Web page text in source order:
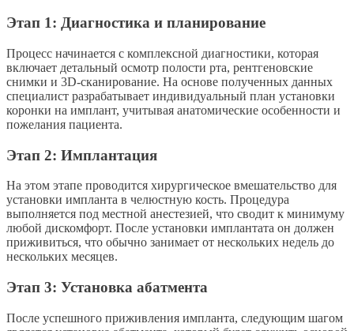
Этап 1: Диагностика и планирование
Процесс начинается с комплексной диагностики, которая
включает детальный осмотр полости рта, рентгеновские
снимки и 3D-сканирование. На основе полученных данных
специалист разрабатывает индивидуальный план установки
коронки на имплант, учитывая анатомические особенности и
пожелания пациента.
Этап 2: Имплантация
На этом этапе проводится хирургическое вмешательство для
установки импланта в челюстную кость. Процедура
выполняется под местной анестезией, что сводит к минимуму
любой дискомфорт. После установки имплантата он должен
приживиться, что обычно занимает от нескольких недель до
нескольких месяцев.
Этап 3: Установка абатмента
После успешного приживления импланта, следующим шагом